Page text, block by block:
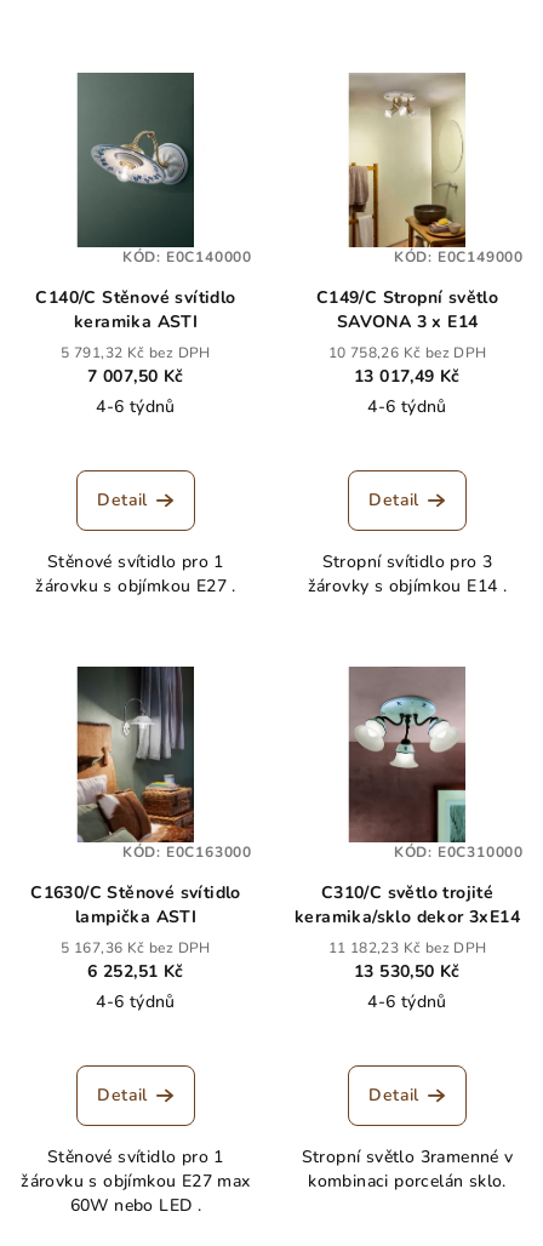
C140/C Stěnové svítidlo
keramika ASTI
5 791,32 Kč bez DPH
7 007,50 Kč
4-6 týdnů
Detail
Stěnové svítidlo pro 1
žárovku s objímkou E27 .
KÓD: E0C140000
C149/C Stropní světlo
SAVONA 3 x E14
10 758,26 Kč bez DPH
13 017,49 Kč
4-6 týdnů
Detail
Stropní svítidlo pro 3
žárovky s objímkou E14 .
KÓD: E0C149000
C1630/C Stěnové svítidlo
lampička ASTI
5 167,36 Kč bez DPH
6 252,51 Kč
4-6 týdnů
Detail
Stěnové svítidlo pro 1
žárovku s objímkou E27 max
60W nebo LED .
KÓD: E0C163000
C310/C světlo trojité
keramika/sklo dekor 3xE14
11 182,23 Kč bez DPH
13 530,50 Kč
4-6 týdnů
Detail
Stropní světlo 3ramenné v
kombinaci porcelán sklo.
KÓD: E0C310000